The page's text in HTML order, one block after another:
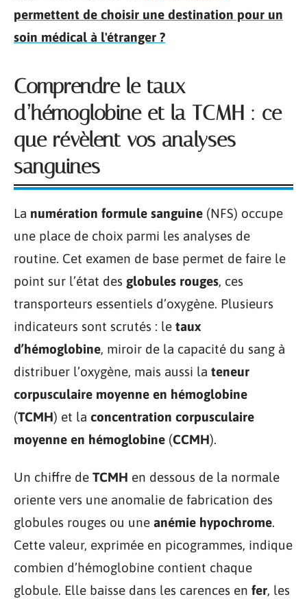
permettent de choisir une destination pour un
soin médical à l'étranger ?
Comprendre le taux
d’hémoglobine et la TCMH : ce
que révèlent vos analyses
sanguines
La numération formule sanguine (NFS) occupe
une place de choix parmi les analyses de
routine. Cet examen de base permet de faire le
point sur l’état des globules rouges, ces
transporteurs essentiels d’oxygène. Plusieurs
indicateurs sont scrutés : le taux
d’hémoglobine, miroir de la capacité du sang à
distribuer l’oxygène, mais aussi la teneur
corpusculaire moyenne en hémoglobine
(TCMH) et la concentration corpusculaire
moyenne en hémoglobine (CCMH).
Un chiffre de TCMH en dessous de la normale
oriente vers une anomalie de fabrication des
globules rouges ou une anémie hypochrome.
Cette valeur, exprimée en picogrammes, indique
combien d’hémoglobine contient chaque
globule. Elle baisse dans les carences en fer, les